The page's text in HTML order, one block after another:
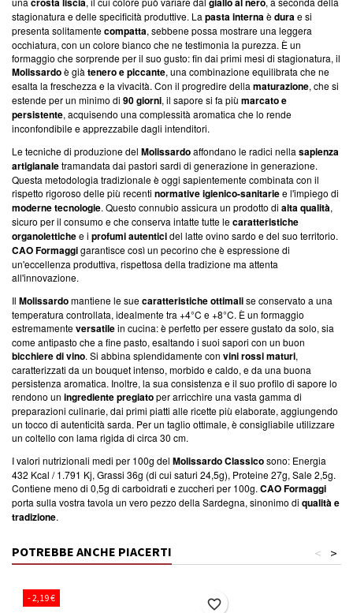
stagionatura e delle specificità produttive. La pasta internaèdurae si
presenta solitamentecompatta, sebbene possa mostrare una leggera
occhiatura, con un colore bianco che ne testimonia la purezza. È un
formaggio che sorprende per il suo gusto: fin dai primi mesi di stagionatura, il
Molissardoè già tenero e piccante, una combinazione equilibrata che ne
esalta la freschezza e la vivacità. Con il progredire della maturazione, che si
estende per un minimo di 90 giorni, il sapore si fa più marcato e
persistente, acquisendo una complessità aromatica che lo rende
inconfondibile e apprezzabile dagli intenditori.
Le tecniche di produzione del Molissardoaffondano le radici nella sapienza
artigianaletramandata dai pastori sardi di generazione in generazione.
Questa metodologia tradizionale è oggi sapientemente combinata con il
rispetto rigoroso delle più recenti normative igienico-sanitariee l'impiego di
moderne tecnologie. Questo connubio assicura un prodotto di alta qualità,
sicuro per il consumo e che conserva intatte tutte lecaratteristiche
organolettichee i profumi autenticidel latte ovino sardo e del suo territorio.
CAO Formaggigarantisce così un pecorino che è espressione di
un'eccellenza produttiva, rispettosa della tradizione ma attenta
all'innovazione.
Il Molissardomantiene le suecaratteristiche ottimalise conservato a una
temperatura controllata, idealmente tra +4°C e +8°C. È un formaggio
estremamenteversatilein cucina: è perfetto per essere gustato da solo, sia
come antipasto che a fine pasto, esaltando i suoi sapori con un buon
bicchiere di vino. Si abbina splendidamente con vini rossi maturi,
caratterizzati da un bouquet intenso, morbido e caldo, e da una buona
persistenza aromatica. Inoltre, la sua consistenza e il suo profilo di sapore lo
rendono un ingrediente pregiatoper arricchire una vasta gamma di
preparazioni culinarie, dai primi piatti alle ricette più elaborate, aggiungendo
un tocco di autenticità sarda. Per un taglio ottimale, è consigliabile utilizzare
un coltello con lama rigida di circa 30 cm.
I valori nutrizionali medi per 100g del Molissardo Classicosono: Energia
432 Kcal / 1.791 Kj, Grassi 36g (di cui saturi 24,5g), Proteine 27g, Sale 2,5g.
Contiene meno di 0,5g di carboidrati e zuccheri per 100g. CAO Formaggi
porta sulla vostra tavola un vero pezzo della Sardegna, sinonimo di qualità e
tradizione.
POTREBBE ANCHE PIACERTI >
<
- 2,19 € favorite_border